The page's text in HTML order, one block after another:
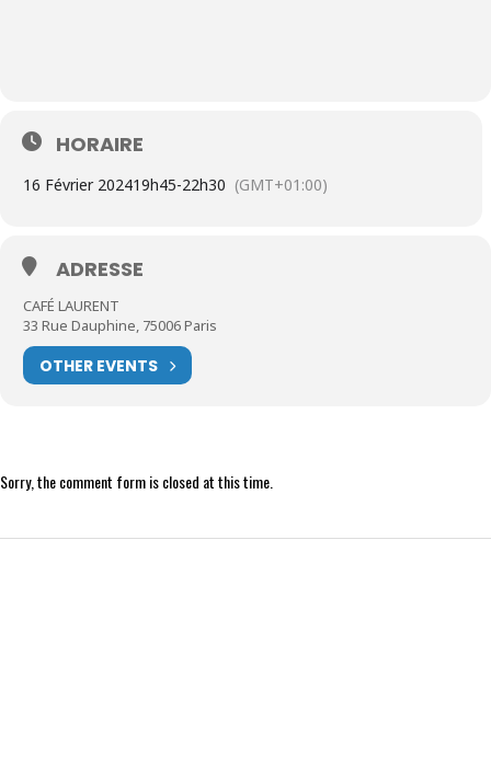
HORAIRE
16 Février 202419h45-22h30 (GMT+01:00)
ADRESSE
CAFÉ LAURENT
33 Rue Dauphine, 75006 Paris
OTHER EVENTS
Sorry, the comment form is closed at this time.